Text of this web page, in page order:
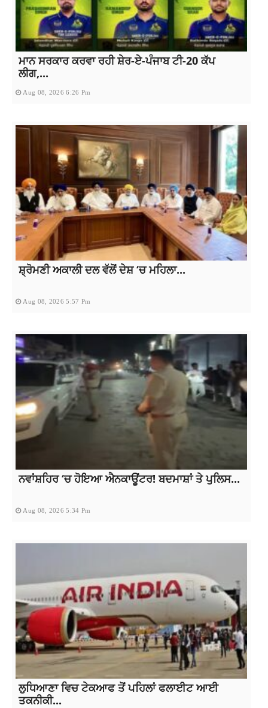
ਮਾਨ ਸਰਕਾਰ ਕਰਵਾ ਰਹੀ ਸ਼ੇਰ-ਏ-ਪੰਜਾਬ ਟੀ-20 ਕੱਪ
ਲੀਗ,...
Aug 08, 2026 6:26 Pm
ਸ਼੍ਰੋਮਣੀ ਅਕਾਲੀ ਦਲ ਵੱਲੋਂ ਦੇਸ਼ ‘ਚ ਮਹਿਲਾ...
Aug 08, 2026 5:57 Pm
ਨਵਾਂਸ਼ਹਿਰ ‘ਚ ਹੋਇਆ ਐਨਕਾਊਂਟਰ! ਬਦਮਾਸ਼ਾਂ ਤੇ ਪੁਲਿਸ...
Aug 08, 2026 5:34 Pm
ਲੁਧਿਆਣਾ ਵਿਚ ਟੇਕਆਫ ਤੋਂ ਪਹਿਲਾਂ ਫਲਾਈਟ ਆਈ
ਤਕਨੀਕੀ...